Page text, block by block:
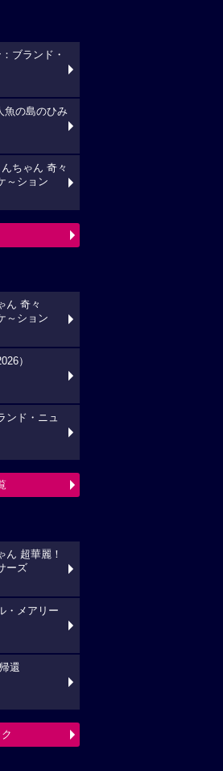
ブランド・
の島のひみ
ちゃん 奇々
～ション
ん 奇々
～ション
）
ンド・ニュ
ん 超華麗！
ーズ
・メアリー
還